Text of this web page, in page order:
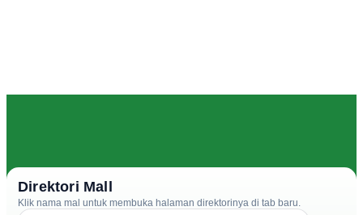
Direktori Mall
Klik nama mal untuk membuka halaman direktorinya di tab baru.